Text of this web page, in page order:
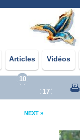
Articles Vidéos
10
17
NEXT »